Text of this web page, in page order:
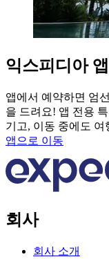
익스피디아
앱에서 예약하면 엄
을 드려요! 앱 전용
기고, 이동 중에도
앱으로 이동
회사
회사 소개